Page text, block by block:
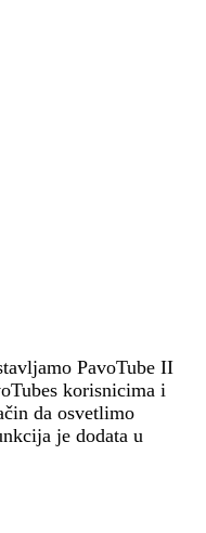
PavoTube II
korisnicima i
da osvetlimo
je dodata u